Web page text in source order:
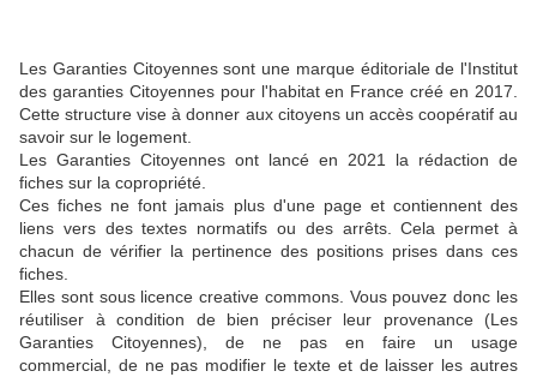
Les Garanties Citoyennes sont une marque éditoriale de l'Institut
des garanties Citoyennes pour l'habitat en France créé en 2017.
Cette structure vise à donner aux citoyens un accès coopératif au
savoir sur le logement.
Les Garanties Citoyennes ont lancé en 2021 la rédaction de
fiches sur la copropriété.
Ces fiches ne font jamais plus d'une page et contiennent des
liens vers des textes normatifs ou des arrêts. Cela permet à
chacun de vérifier la pertinence des positions prises dans ces
fiches.
Elles sont sous licence creative commons. Vous pouvez donc les
réutiliser à condition de bien préciser leur provenance (Les
Garanties Citoyennes), de ne pas en faire un usage
commercial, de ne pas modifier le texte et de laisser les autres